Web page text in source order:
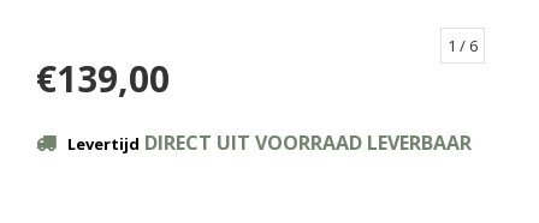
1 / 6
€139,00
Levertijd DIRECT UIT VOORRAAD LEVERBAAR